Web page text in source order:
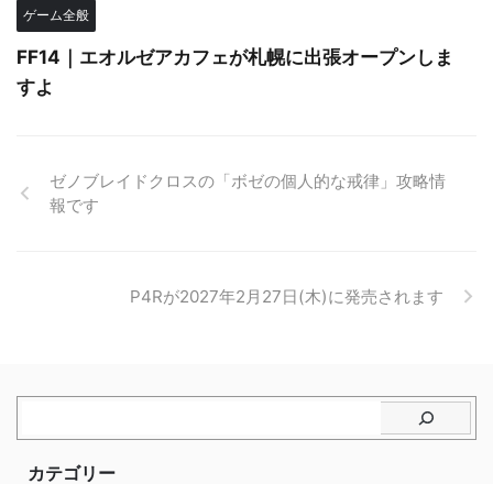
ゲーム全般
FF14｜エオルゼアカフェが札幌に出張オープンしま
すよ
ゼノブレイドクロスの「ボゼの個人的な戒律」攻略情
報です
P4Rが2027年2月27日(木)に発売されます
カテゴリー